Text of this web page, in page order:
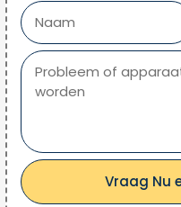
Vraag Nu